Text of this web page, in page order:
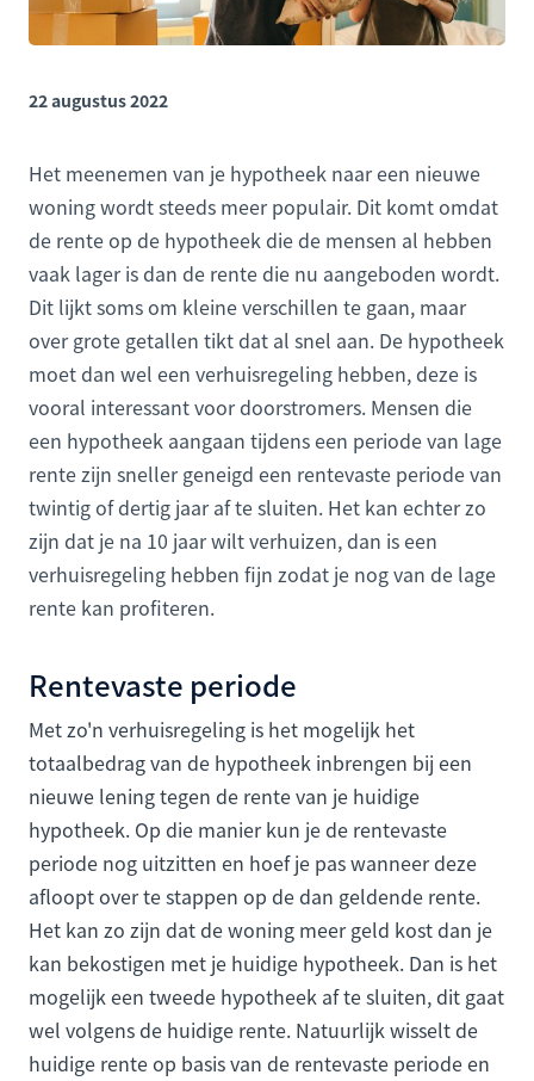
22 augustus 2022
Het meenemen van je hypotheek naar een nieuwe
woning wordt steeds meer populair. Dit komt omdat
de rente op de hypotheek die de mensen al hebben
vaak lager is dan de rente die nu aangeboden wordt.
Dit lijkt soms om kleine verschillen te gaan, maar
over grote getallen tikt dat al snel aan. De hypotheek
moet dan wel een verhuisregeling hebben, deze is
vooral interessant voor doorstromers. Mensen die
een hypotheek aangaan tijdens een periode van lage
rente zijn sneller geneigd een rentevaste periode van
twintig of dertig jaar af te sluiten. Het kan echter zo
zijn dat je na 10 jaar wilt verhuizen, dan is een
verhuisregeling hebben fijn zodat je nog van de lage
rente kan profiteren.
Rentevaste periode
Met zo'n verhuisregeling is het mogelijk het
totaalbedrag van de hypotheek inbrengen bij een
nieuwe lening tegen de rente van je huidige
hypotheek. Op die manier kun je de rentevaste
periode nog uitzitten en hoef je pas wanneer deze
afloopt over te stappen op de dan geldende rente.
Het kan zo zijn dat de woning meer geld kost dan je
kan bekostigen met je huidige hypotheek. Dan is het
mogelijk een tweede hypotheek af te sluiten, dit gaat
wel volgens de huidige rente. Natuurlijk wisselt de
huidige rente op basis van de rentevaste periode en